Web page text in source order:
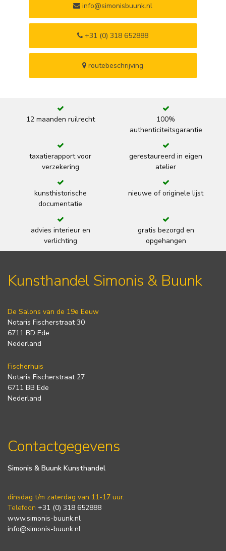
info@simonisbuunk.nl
+31 (0) 318 652888
routebeschrijving
12 maanden ruilrecht
100%
authenticiteitsgarantie
taxatierapport voor
verzekering
gerestaureerd in eigen
atelier
kunsthistorische
documentatie
nieuwe of originele lijst
advies interieur en
verlichting
gratis bezorgd en
opgehangen
Kunsthandel Simonis & Buunk
De Salons van de 19e Eeuw
Notaris Fischerstraat 30
6711 BD Ede
Nederland
Fischerhuis
Notaris Fischerstraat 27
6711 BB Ede
Nederland
Contactgegevens
Simonis & Buunk Kunsthandel
dinsdag t/m zaterdag van 11-17 uur.
Telefoon +31 (0) 318 652888
www.simonis-buunk.nl
info@simonis-buunk.nl